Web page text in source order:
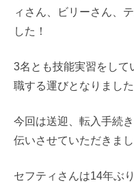
ィさん、ビリーさん、
した！
3名とも技能実習をして
職する運びとなりました
今回は送迎、転入手続
伝いさせていただきまし
セフティさんは14年ぶ